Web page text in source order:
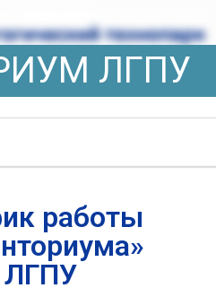
ЛГПУ
работы
ЛГПУ